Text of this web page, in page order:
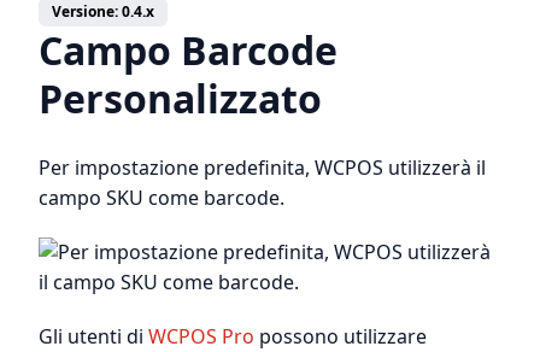
Versione: 0.4.x
Campo Barcode
Personalizzato
Per impostazione predefinita, WCPOS utilizzerà il
campo SKU come barcode.
Gli utenti di WCPOS Pro possono utilizzare